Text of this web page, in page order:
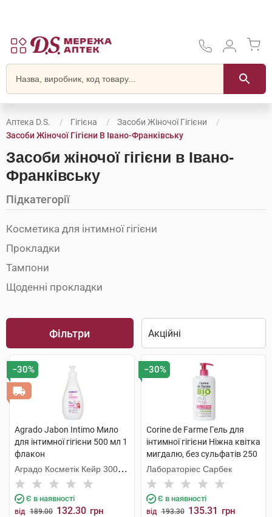
Аптека D.S. Гігієна
Засоби Жіночої Гігієни
Засоби Жіночої Гігієни В Івано-Франківську
Засоби жіночої гігієни в Івано-
Франківську
Підкатегорії
Косметика для інтимної гігієни
Прокладки
Тампони
Щоденні прокладки
Фільтри
−30%
Agrado Jabon Intimo Мило
для інтимної гігієни 500 мл 1
флакон
Аградо Косметік Кейр 3000
С.Л.У.
Є в наявності
від 189.00 132.30 грн
−30%
Corine de Farme Гель для
інтимної гігієни Ніжна квітка
мигдалю, без сульфатів 250
мл 1 флакон
Лабораторіес Сарбек
Є в наявності
від 193.30 135.31 грн